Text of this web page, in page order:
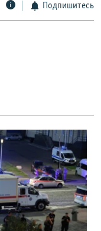
Подпишитесь